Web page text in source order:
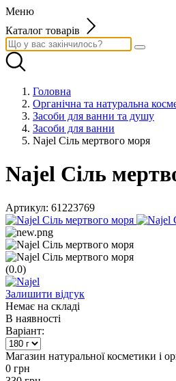
Меню
Каталог товарів
Головна
Органічна та натуральна
Засоби для ванни та душу
Засоби для ванни
Najel Сіль мертвого моря
Najel Сіль
Артикул: 61223769
(0.0)
Залишити відгук
Немає на складі
В наявності
Варіант:
Магазин натуральної косметики і
0 грн